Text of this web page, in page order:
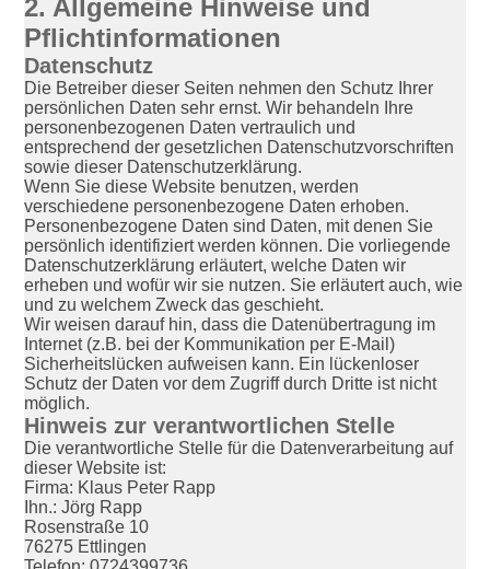
2. Allgemeine Hinweise und
Pflichtinformationen
Datenschutz
Die Betreiber dieser Seiten nehmen den Schutz Ihrer
persönlichen Daten sehr ernst. Wir behandeln Ihre
personenbezogenen Daten vertraulich und
entsprechend der gesetzlichen Datenschutzvorschriften
sowie dieser Datenschutzerklärung.
Wenn Sie diese Website benutzen, werden
verschiedene personenbezogene Daten erhoben.
Personenbezogene Daten sind Daten, mit denen Sie
persönlich identifiziert werden können. Die vorliegende
Datenschutzerklärung erläutert, welche Daten wir
erheben und wofür wir sie nutzen. Sie erläutert auch, wie
und zu welchem Zweck das geschieht.
Wir weisen darauf hin, dass die Datenübertragung im
Internet (z.B. bei der Kommunikation per E-Mail)
Sicherheitslücken aufweisen kann. Ein lückenloser
Schutz der Daten vor dem Zugriff durch Dritte ist nicht
möglich.
Hinweis zur verantwortlichen Stelle
Die verantwortliche Stelle für die Datenverarbeitung auf
dieser Website ist:
Firma: Klaus Peter Rapp
Ihn.: Jörg Rapp
Rosenstraße 10
76275 Ettlingen